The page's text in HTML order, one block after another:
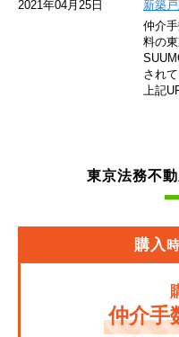
2021年04月25日
新築
仲介
料の
され
上記
東京法務不
購入
仲介手